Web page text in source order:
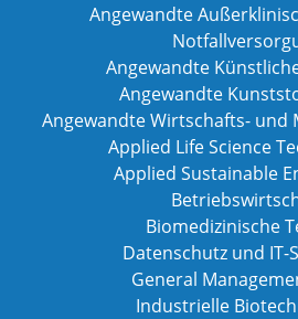
Angewandte
Angewandte
Angewandte
Angewandte Wirtschafts- und
Applied Life Science
Applied Sustainable
Biomedizinische
Datenschutz und IT-
General
Industrielle